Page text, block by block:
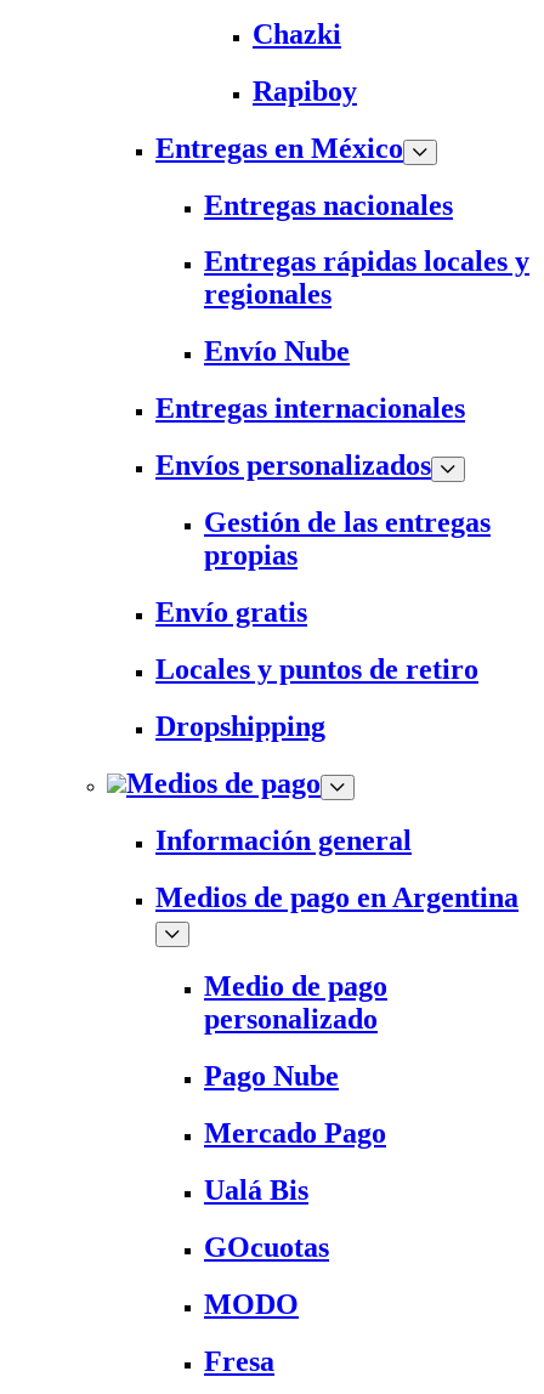
Chazki
Rapiboy
Entregas en México
Entregas nacionales
Entregas rápidas locales y
regionales
Envío Nube
Entregas internacionales
Envíos personalizados
Gestión de las entregas
propias
Envío gratis
Locales y puntos de retiro
Dropshipping
Medios de pago
Información general
Medios de pago en Argentina
Medio de pago
personalizado
Pago Nube
Mercado Pago
Ualá Bis
GOcuotas
MODO
Fresa